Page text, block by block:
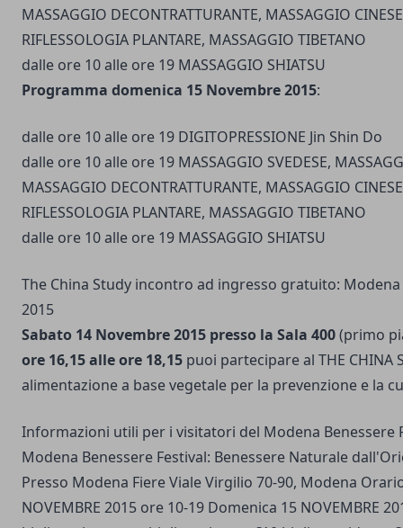
MASSAGGIO DECONTRATTURANTE, MASSAGGIO
RIFLESSOLOGIA PLANTARE, MASSAGGIO TIBETANO
dalle ore 10 alle ore 19 MASSAGGIO SHIATSU
Programma domenica 15 Novembre 2015:
dalle ore 10 alle ore 19 DIGITOPRESSIONE Jin Shin Do
dalle ore 10 alle ore 19 MASSAGGIO SVEDESE,
MASSAGGIO DECONTRATTURANTE, MASSAGGIO
RIFLESSOLOGIA PLANTARE, MASSAGGIO TIBETANO
dalle ore 10 alle ore 19 MASSAGGIO SHIATSU
The China Study incontro ad ingresso gratuito: Modena
2015
Sabato 14 Novembre 2015 presso la Sala 400(primo
ore 16,15 alle ore 18,15 puoi partecipare al THE CHINA
alimentazione a base vegetale per la prevenzione e la
Informazioni utili per i visitatori del Modena Benessere
Modena Benessere Festival: Benessere Naturale
Presso Modena Fiere Viale Virgilio 70-90, Modena
NOVEMBRE 2015 ore 10-19 Domenica 15 NOVEMBRE